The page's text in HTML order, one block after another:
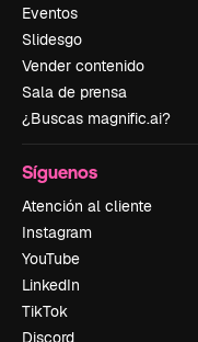
Eventos
Slidesgo
Vender contenido
Sala de prensa
¿Buscas magnific.ai?
Síguenos
Atención al cliente
Instagram
YouTube
LinkedIn
TikTok
Discord